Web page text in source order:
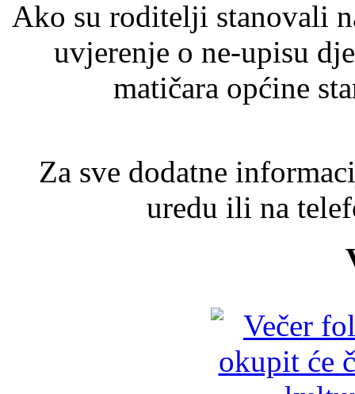
Ako su roditelji stanovali
uvjerenje o ne-upisu
matičara općine
Za sve dodatne
uredu ili na